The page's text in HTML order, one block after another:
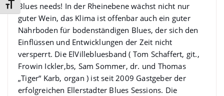
Schrift vergrößern
Blues needs! In der Rheinebene wächst nicht nur
guter Wein, das Klima ist offenbar auch ein guter
Nährboden für bodenständigen Blues, der sich den
Einflüssen und Entwicklungen der Zeit nicht
versperrt. Die ElVillebluesband ( Tom Schaffert, git.,
Frowin Ickler,bs, Sam Sommer, dr. und Thomas
„Tiger“ Karb, organ ) ist seit 2009 Gastgeber der
erfolgreichen Ellerstadter Blues Sessions. Die